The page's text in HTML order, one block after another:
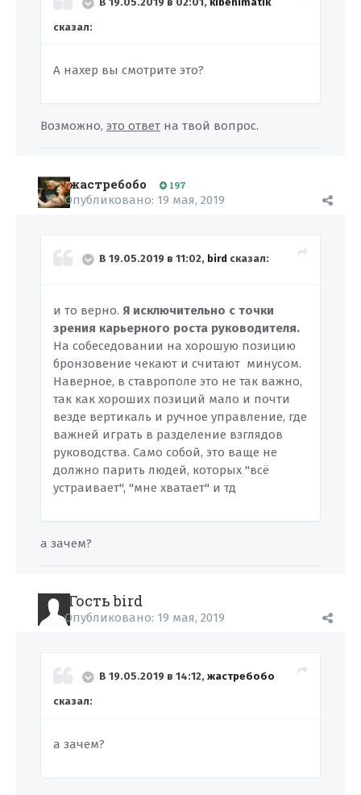
сказал:
А нахер вы смотрите это?
Возможно, это ответ на твой вопрос.
жастребобо 197
Опубликовано: 19 мая, 2019
В 19.05.2019 в 11:02, bird сказал:
и то верно. Я исключительно с точки
зрения карьерного роста руководителя.
На собеседовании на хорошую позицию
бронзовение чекают и считают минусом.
Наверное, в ставрополе это не так важно,
так как хороших позиций мало и почти
везде вертикаль и ручное управление, где
важней играть в разделение взглядов
руководства. Само собой, это ваще не
должно парить людей, которых "всё
устраивает", "мне хватает" и тд
а зачем?
Гость bird
Опубликовано: 19 мая, 2019
В 19.05.2019 в 14:12, жастребобо
сказал:
а зачем?